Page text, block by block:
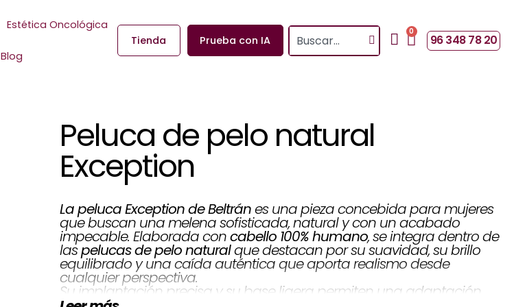
Estética Oncológica
Blog
Tienda Prueba con IA Search 0
Cart96 348 78 20
Peluca de pelo natural
Exception
La peluca Exception de Beltránes una pieza concebida para mujeres
que buscan una melena sofisticada, natural y con un acabado
impecable. Elaborada concabello 100% humano, se integra dentro de
laspelucas de pelo naturalque destacan por su suavidad, su brillo
equilibrado y una caída auténtica que aporta realismo desde
cualquier perspectiva.
Su implantación precisa y su base ligera permiten una adaptación